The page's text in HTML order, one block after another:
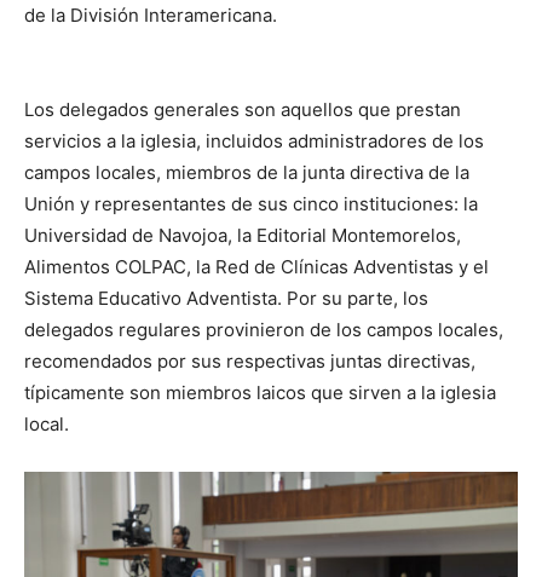
de la División Interamericana.
Los delegados generales son aquellos que prestan
servicios a la iglesia, incluidos administradores de los
campos locales, miembros de la junta directiva de la
Unión y representantes de sus cinco instituciones: la
Universidad de Navojoa, la Editorial Montemorelos,
Alimentos COLPAC, la Red de Clínicas Adventistas y el
Sistema Educativo Adventista. Por su parte, los
delegados regulares provinieron de los campos locales,
recomendados por sus respectivas juntas directivas,
típicamente son miembros laicos que sirven a la iglesia
local.